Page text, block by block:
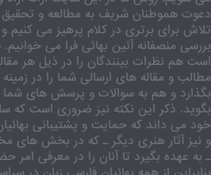
دعوت هموطنان شریف به مطالعه و
تلاش برای برتری در کلام پرهیز می کنیم
بررسی منصفانه آئین بهائی فرا می
است هم نظرات بینندگان را در ذیل هر
مطالب و مقاله های ارسالی شما را در
بگذارد و هم به سوالات و پرسش های شما
بگوید. ذکر این نکته نیز ضروری است که
خود می داند که حمایت و پشتیبانی
و نیز آثار هنری دیگر ـ که در بخش های
ـ به عهده بگیرد تا آنان را در معرفی امر